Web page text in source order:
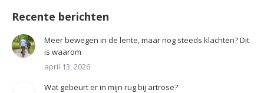
Recente berichten
Meer bewegen in de lente, maar nog steeds klachten? Dit
is waarom
april 13, 2026
Wat gebeurt er in mijn rug bij artrose?